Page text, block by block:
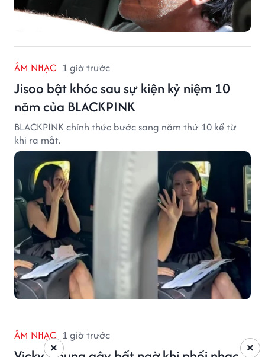
ÂM NHẠC 1 giờ trước
Jisoo bật khóc sau sự kiện kỷ niệm 10
năm của BLACKPINK
BLACKPINK chính thức bước sang năm thứ 10 kể từ
khi ra mắt.
ÂM NHẠC 1 giờ trước
×
×